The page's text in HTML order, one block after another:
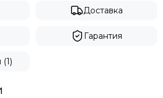
Доставка
Гарантия